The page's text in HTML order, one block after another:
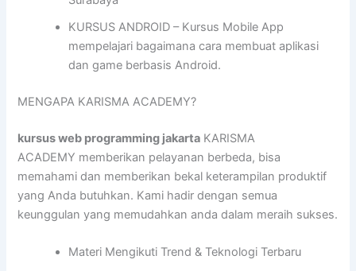
KURSUS ANDROID – Kursus Mobile App
mempelajari bagaimana cara membuat aplikasi
dan game berbasis Android.
MENGAPA KARISMA ACADEMY?
kursus web programming jakarta KARISMA
ACADEMY memberikan pelayanan berbeda, bisa
memahami dan memberikan bekal keterampilan produktif
yang Anda butuhkan. Kami hadir dengan semua
keunggulan yang memudahkan anda dalam meraih sukses.
Materi Mengikuti Trend & Teknologi Terbaru